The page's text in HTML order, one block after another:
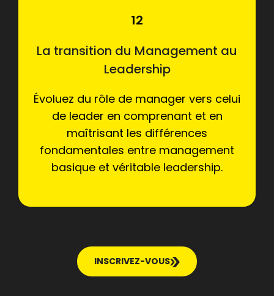
12
La transition du Management au
Leadership
Évoluez du rôle de manager vers celui
de leader en comprenant et en
maîtrisant les différences
fondamentales entre management
basique et véritable leadership.
INSCRIVEZ-VOUS